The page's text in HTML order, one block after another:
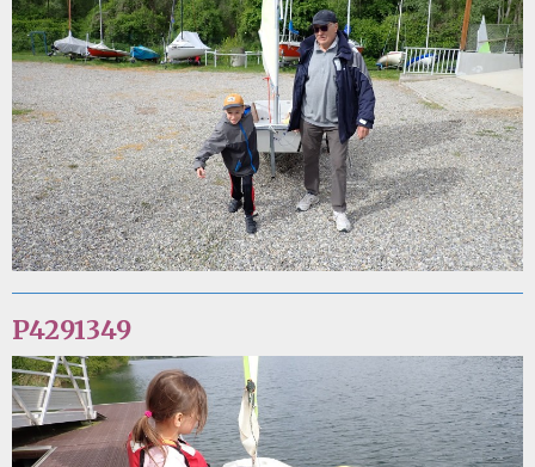
P4291349